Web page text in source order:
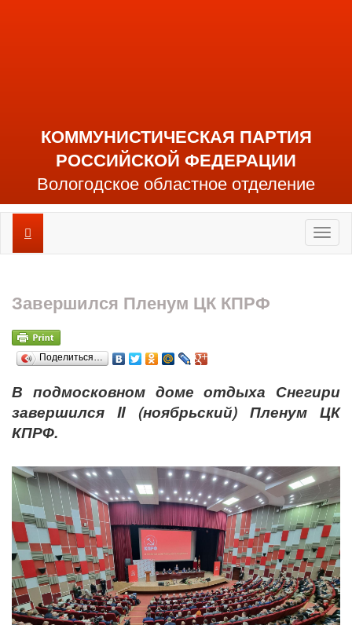
КОММУНИСТИЧЕСКАЯ ПАРТИЯ
РОССИЙСКОЙ ФЕДЕРАЦИИ
Вологодское областное отделение
Завершился Пленум ЦК КПРФ
Поделиться…
В подмосковном доме отдыха Снегири
завершился II (ноябрьский) Пленум ЦК
КПРФ.